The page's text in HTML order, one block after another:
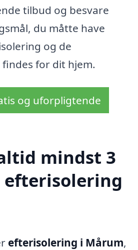
tilbud og besvare
du måtte have
og de
for dit hjem.
og uforpligtende
mindst 3
efterisolering i Mårum,